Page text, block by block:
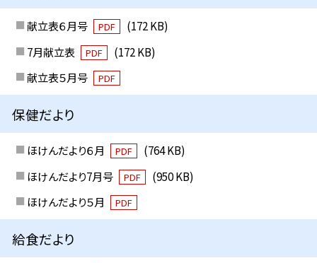
献立表６月号 PDF
(172 KB)
7月献立表
PDF
(172 KB)
献立表５月号
PDF
保健だより
ほけんだより６月 PDF
(764 KB)
ほけんだより7月号
PDF
(950 KB)
ほけんだより５月
PDF
給食だより